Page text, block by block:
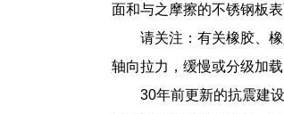
面和与之摩擦的不锈钢板
请关注：有关橡胶、
轴向拉力，缓慢或分级加载
30年前更新的抗震建